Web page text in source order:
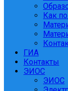
Как
ГИА
Контакты
ЭИОС
ЭИОС